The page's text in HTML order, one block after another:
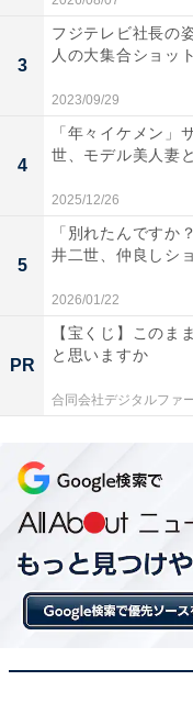
3
フジテレビ社長の
人の大集合ショッ
2023/09/29
4
「年々イケメン」
世、モデル美人妻
2025/12/26
5
「別れたんですか
井二世、仲良しシ
2026/01/22
PR
【宝くじ】このま
と思いますか
合同会社デジタルファ